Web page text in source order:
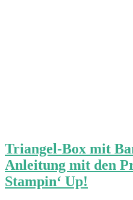
Triangel-Box mit
Anleitung mit den
Stampin‘ Up!